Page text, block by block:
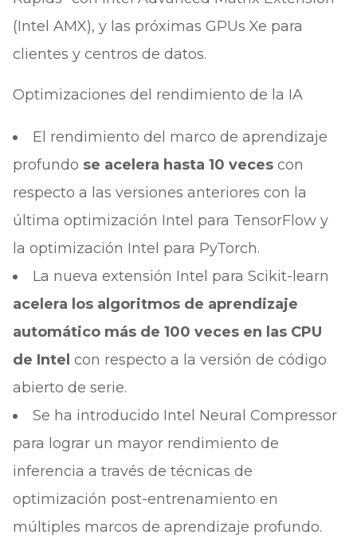
(Intel AMX), y las próximas GPUs Xe para
clientes y centros de datos.
Optimizaciones del rendimiento de la IA
El rendimiento del marco de aprendizaje
profundo se acelera hasta 10 veces con
respecto a las versiones anteriores con la
última optimización Intel para TensorFlow y
la optimización Intel para PyTorch.
La nueva extensión Intel para Scikit-learn
acelera los algoritmos de aprendizaje
automático más de 100 veces en las CPU
de Intel con respecto a la versión de código
abierto de serie.
Se ha introducido Intel Neural Compressor
para lograr un mayor rendimiento de
inferencia a través de técnicas de
optimización post-entrenamiento en
múltiples marcos de aprendizaje profundo.